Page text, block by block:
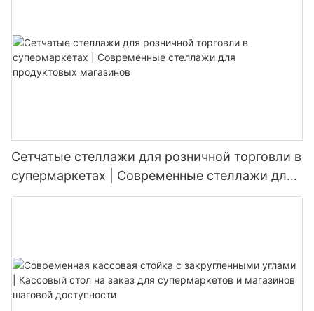
Сетчатые стеллажи для розничной торговли в
супермаркетах | Современные стеллажи для
продуктовых магазинов